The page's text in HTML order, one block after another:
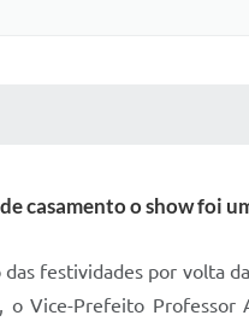
casamento o show foi
festividades por volta
Vice-Prefeito Professor